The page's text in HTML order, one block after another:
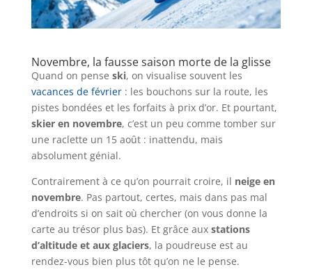
Novembre, la fausse saison morte de la glisse
Quand on pense ski, on visualise souvent les
vacances de février: les bouchons sur la route, les
pistes bondées et les forfaits à prix d’or. Et pourtant,
skier en novembre, c’est un peu comme tomber sur
une raclette un 15 août : inattendu, mais
absolument génial.
Contrairement à ce qu’on pourrait croire, il neige en
novembre. Pas partout, certes, mais dans pas mal
d’endroits si on sait où chercher (on vous donne la
carte au trésor plus bas). Et grâce aux stations
d’altitude et aux glaciers, la poudreuse est au
rendez-vous bien plus tôt qu’on ne le pense.